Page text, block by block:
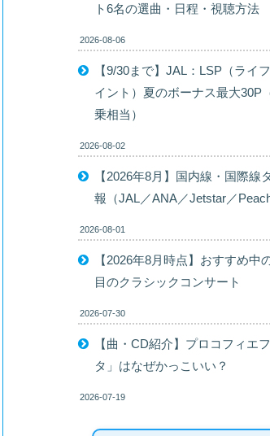
ト6名の選曲・日程・視聴方法
2026-08-06
【9/30まで】JAL：LSP（ライ
イント）夏のボーナス最大30P
乗相当）
2026-08-02
【2026年8月】国内線・国際線
報（JAL／ANA／Jetstar／
2026-08-01
【2026年8月時点】おすすめ中
目のクラシックコンサート
2026-07-30
【曲・CD紹介】プロコフィエ
タ」はなぜかっこいい？
2026-07-19